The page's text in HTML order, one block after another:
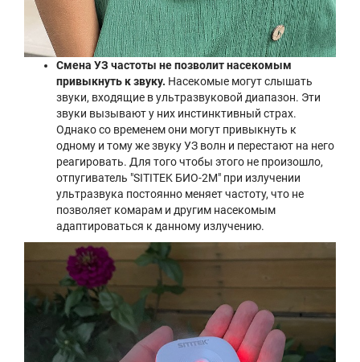
Смена УЗ частоты не позволит насекомым
привыкнуть к звуку. Насекомые могут слышать
звуки, входящие в ультразвуковой диапазон. Эти
звуки вызывают у них инстинктивный страх.
Однако со временем они могут привыкнуть к
одному и тому же звуку УЗ волн и перестают на него
реагировать. Для того чтобы этого не произошло,
отпугиватель "SITITEK БИО-2М" при излучении
ультразвука постоянно меняет частоту, что не
позволяет комарам и другим насекомым
адаптироваться к данному излучению.